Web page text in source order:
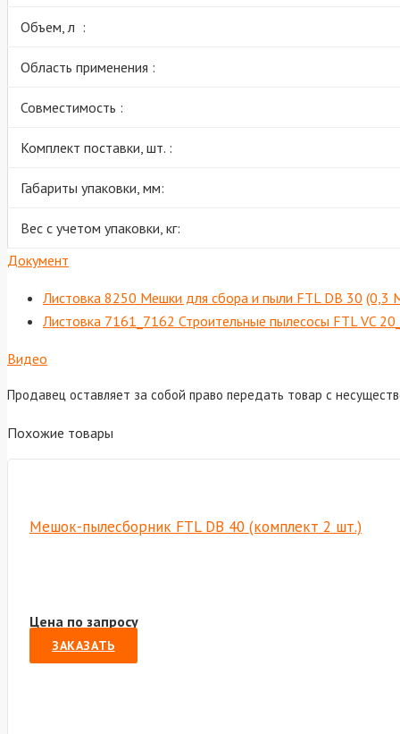
Объем, л :
Область применения :
Совместимость :
Комплект поставки, шт. :
Габариты упаковки, мм:
Вес с учетом упаковки, кг:
Документ
Листовка 8250 Мешки для сбора и пыли FTL DB 30 (0,3
Листовка 7161_7162 Строительные пылесосы FTL VC
Видео
Продавец оставляет за собой право передать товар с
Похожие товары
Мешок-пылесборник FTL DB 40 (комплект 2 шт.)
Цена по запросу
ЗАКАЗАТЬ